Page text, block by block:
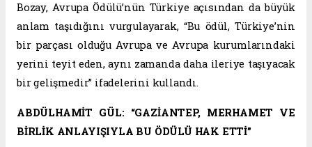
Bozay, Avrupa Ödülü’nün Türkiye açısından da büyük
anlam taşıdığını vurgulayarak, “Bu ödül, Türkiye’nin
bir parçası olduğu Avrupa ve Avrupa kurumlarındaki
yerini teyit eden, aynı zamanda daha ileriye taşıyacak
bir gelişmedir” ifadelerini kullandı.
ABDÜLHAMİT GÜL: “GAZİANTEP, MERHAMET VE
BİRLİK ANLAYIŞIYLA BU ÖDÜLÜ HAK ETTİ”